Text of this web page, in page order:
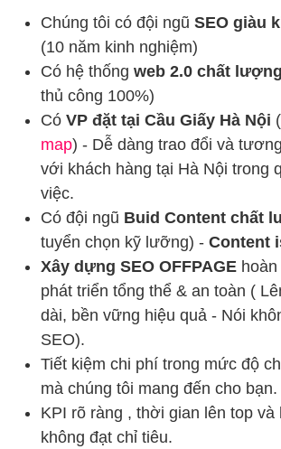
Chúng tôi có đội ngũ SEO giàu
(10 năm kinh nghiệm)
Có hệ thống web 2.0 chất lượng
thủ công 100%)
Có VP đặt tại Cầu Giấy Hà Nội (
map) - Dễ dàng trao đổi và
với khách hàng tại Hà Nội trong
việc.
Có đội ngũ Buid Content chất
tuyển chọn kỹ lưỡng) - Content
Xây dựng SEO OFFPAGE
phát triển tổng thể & an toàn (
dài, bền vững hiệu quả - Nói
SEO).
Tiết kiệm chi phí trong mức độ
mà chúng tôi mang đến cho bạn.
KPI rõ ràng , thời gian lên top và
không đạt chỉ tiêu.